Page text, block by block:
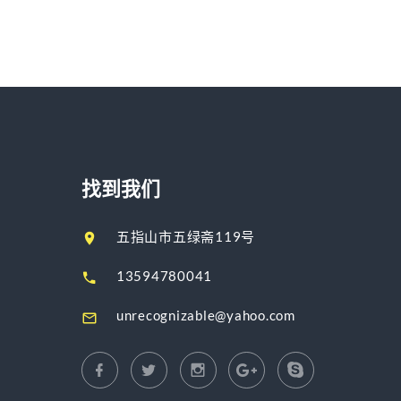
找到我们
五指山市五绿斋119号
13594780041
unrecognizable@yahoo.com